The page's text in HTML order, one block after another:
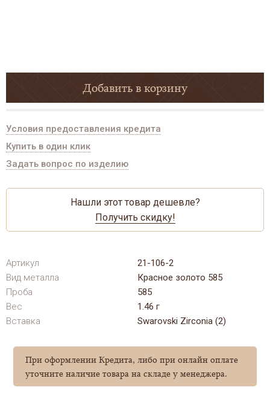
Добавить в корзину
Условия предоставления кредита
Купить в один клик
Задать вопрос по изделию
Нашли этот товар дешевле?
Получить скидку!
Артикул
21-106-2
Вид металла
Красное золото 585
Проба
585
Вес
1.46 г
Вставка
Swarovski Zirconia (2)
При оформлении Кредита, либо при онлайн оплате
уточните наличие товара на складе у менеджера.